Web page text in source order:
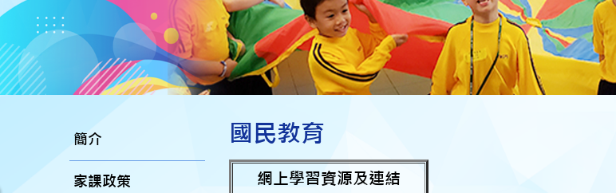
簡介
家課政策
國民教育
網上學習資源及連結